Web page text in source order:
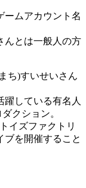
ームアカウント名
んとは一般人の方
ち)すいせいさん
している有名人
クション。
イズファクトリ
ブを開催すること